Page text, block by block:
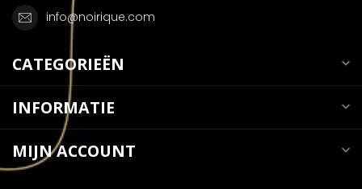
info@noirique.com
CATEGORIEËN
INFORMATIE
MIJN ACCOUNT